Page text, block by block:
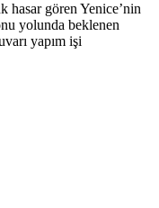
hasar gören Yenice’nin
yolunda beklenen
yapım işi